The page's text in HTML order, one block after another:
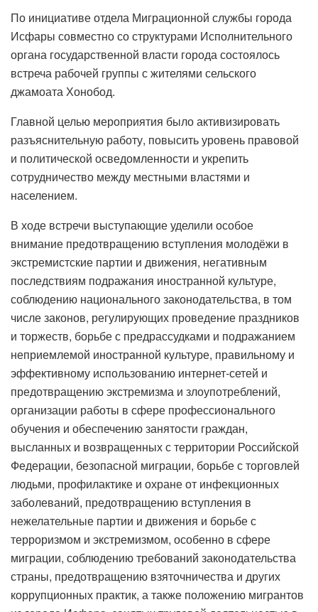
По инициативе отдела Миграционной службы города
Исфары совместно со структурами Исполнительного
органа государственной власти города состоялось
встреча рабочей группы с жителями сельского
джамоата Хонобод.
Главной целью мероприятия было активизировать
разъяснительную работу, повысить уровень правовой
и политической осведомленности и укрепить
сотрудничество между местными властями и
населением.
В ходе встречи выступающие уделили особое
внимание предотвращению вступления молодёжи в
экстремистские партии и движения, негативным
последствиям подражания иностранной культуре,
соблюдению национального законодательства, в том
числе законов, регулирующих проведение праздников
и торжеств, борьбе с предрассудками и подражанием
неприемлемой иностранной культуре, правильному и
эффективному использованию интернет-сетей и
предотвращению экстремизма и злоупотреблений,
организации работы в сфере профессионального
обучения и обеспечению занятости граждан,
высланных и возвращенных с территории Российской
Федерации, безопасной миграции, борьбе с торговлей
людьми, профилактике и охране от инфекционных
заболеваний, предотвращению вступления в
нежелательные партии и движения и борьбе с
терроризмом и экстремизмом, особенно в сфере
миграции, соблюдению требований законодательства
страны, предотвращению взяточничества и других
коррупционных практик, а также положению мигрантов